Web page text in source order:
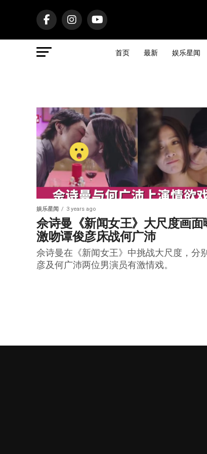
首页 最新 娱乐星闻
娱乐星闻 3 years ago
佘诗曼《新闻女王》大尺度画
激吻谭俊彦床战何广沛
佘诗曼在《新闻女王》中挑战大尺度，分
彦及何广沛两位男演员有激情戏。